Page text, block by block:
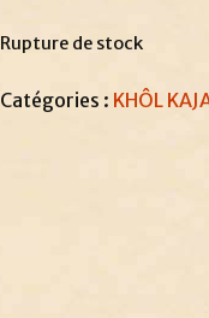
Rupture de stock
Catégories : KHÔL